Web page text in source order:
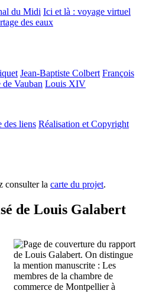
du Midi Ici et là : voyage virtuel
des eaux
Jean-Baptiste Colbert François
de Vauban Louis XIV
des liens Réalisation et Copyright
consulter la carte du projet.
de Louis Galabert